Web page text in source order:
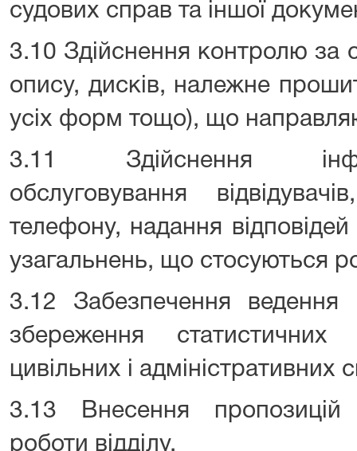
судових справ та іншої
3.10 Здійснення контролю за
опису, дисків, належне
усіх форм тощо), що
3.11 Здійснення
обслуговування
телефону, надання
узагальнень, що стосуються
3.12 Забезпечення ведення
збереження
цивільних і адміністративних
3.13 Внесення
роботи відділу.